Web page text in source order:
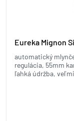
Eureka Mignon
automatický
regulácia, 55mm
ľahká údržba,